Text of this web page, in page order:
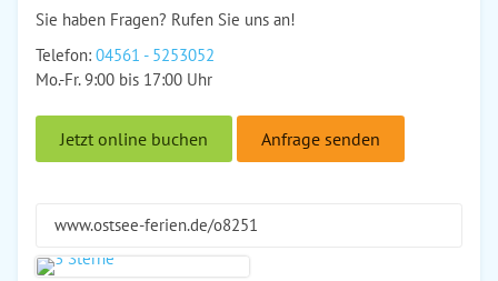
Sie haben Fragen? Rufen Sie uns an!
Telefon: 04561 - 5253052
Mo.-Fr. 9:00 bis 17:00 Uhr
Jetzt online buchen Anfrage senden
www.ostsee-ferien.de/o8251